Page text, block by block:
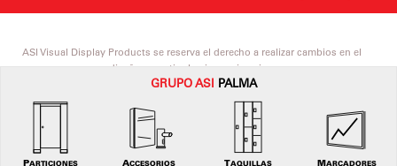
GRUPOASI PALMA
PARTICIONES ACCESORIOS TAQUILLAS MARCADORES
ASI Visual Display Products se reserva el derecho a realizar cambios en el
diseño o a retirarlo sin previo aviso.